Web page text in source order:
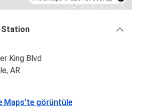
Station
King Blvd
AR
Maps’te görüntüle